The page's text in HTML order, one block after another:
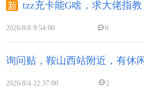
tzz充卡能G啥，求大佬指教
2026/8/8 9:54:00 0
询问贴，鞍山西站附近，有休
2026/8/4 22:37:00 2